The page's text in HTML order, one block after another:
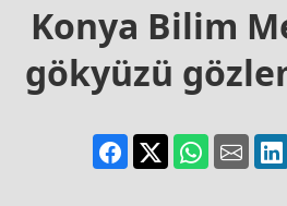
gözlem
etkinliği
Konya Bilim
gökyüzü